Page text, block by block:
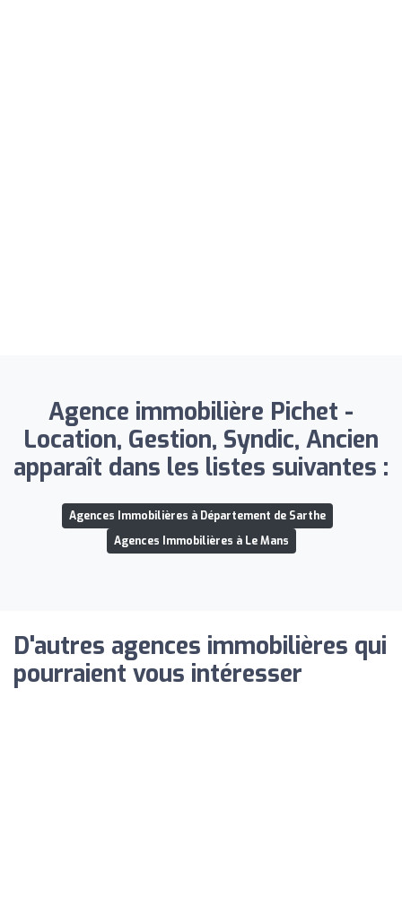
Agence immobilière Pichet -
Location, Gestion, Syndic, Ancien
apparaît dans les listes suivantes :
Agences Immobilières à Département de Sarthe
Agences Immobilières à Le Mans
D'autres agences immobilières qui
pourraient vous intéresser